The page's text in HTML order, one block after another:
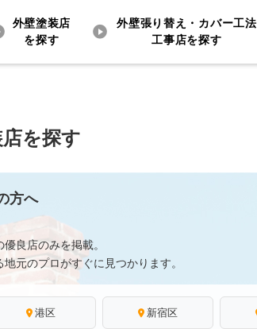
外壁塗装店
を探す
外壁張り替え・カバー工法
工事店を探す
を探す
方へ
良店のみを掲載。
元のプロがすぐに見つかります。
港区 新宿区